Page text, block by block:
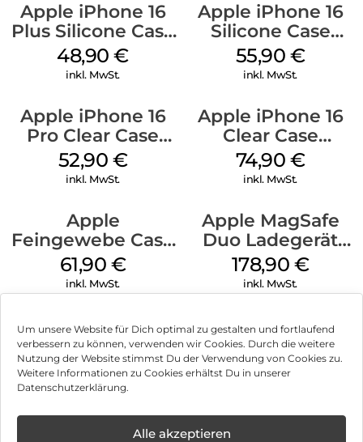
Um unsere Website für Dich optimal zu gestalten und fortlaufend
verbessern zu können, verwenden wir Cookies. Durch die weitere
Nutzung der Website stimmst Du der Verwendung von Cookies zu.
Weitere Informationen zu Cookies erhältst Du in unserer
Datenschutzerklärung.
Alle akzeptieren
Apple iPhone 16
Plus Silicone Case
MagSafe Denim
48,90€
inkl. MwSt.
Apple iPhone 16
Silicone Case
MagSafe
Ultramarine
55,90 €
inkl. MwSt.
Apple iPhone 16
Pro Clear Case
MagSafe
Transparent
52,90 €
inkl. MwSt.
Apple iPhone 16
Clear Case
MagSafe
Transparent
74,90 €
inkl. MwSt.
Apple
Feingewebe Case
iPhone 15 Pro
MagSafe Schwarz
61,90 €
inkl. MwSt.
Apple MagSafe
Duo Ladegerät
Weiß
178,90 €
inkl. MwSt.
Impressum